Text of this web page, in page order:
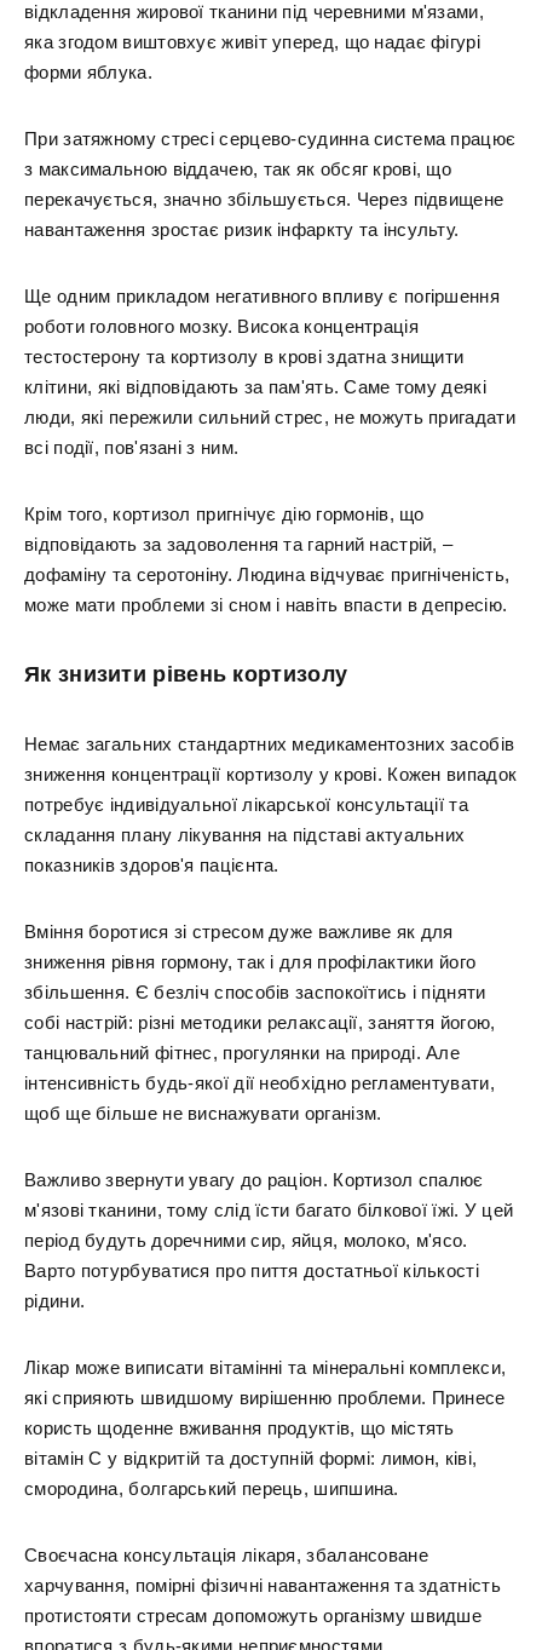
відкладення жирової тканини під черевними м'язами,
яка згодом виштовхує живіт уперед, що надає фігурі
форми яблука.
При затяжному стресі серцево-судинна система працює
з максимальною віддачею, так як обсяг крові, що
перекачується, значно збільшується. Через підвищене
навантаження зростає ризик інфаркту та інсульту.
Ще одним прикладом негативного впливу є погіршення
роботи головного мозку. Висока концентрація
тестостерону та кортизолу в крові здатна знищити
клітини, які відповідають за пам'ять. Саме тому деякі
люди, які пережили сильний стрес, не можуть пригадати
всі події, пов'язані з ним.
Крім того, кортизол пригнічує дію гормонів, що
відповідають за задоволення та гарний настрій, –
дофаміну та серотоніну. Людина відчуває пригніченість,
може мати проблеми зі сном і навіть впасти в депресію.
Як знизити рівень кортизолу
Немає загальних стандартних медикаментозних засобів
зниження концентрації кортизолу у крові. Кожен випадок
потребує індивідуальної лікарської консультації та
складання плану лікування на підставі актуальних
показників здоров'я пацієнта.
Вміння боротися зі стресом дуже важливе як для
зниження рівня гормону, так і для профілактики його
збільшення. Є безліч способів заспокоїтись і підняти
собі настрій: різні методики релаксації, заняття йогою,
танцювальний фітнес, прогулянки на природі. Але
інтенсивність будь-якої дії необхідно регламентувати,
щоб ще більше не виснажувати організм.
Важливо звернути увагу до раціон. Кортизол спалює
м'язові тканини, тому слід їсти багато білкової їжі. У цей
період будуть доречними сир, яйця, молоко, м'ясо.
Варто потурбуватися про пиття достатньої кількості
рідини.
Лікар може виписати вітамінні та мінеральні комплекси,
які сприяють швидшому вирішенню проблеми. Принесе
користь щоденне вживання продуктів, що містять
вітамін С у відкритій та доступній формі: лимон, ківі,
смородина, болгарський перець, шипшина.
Своєчасна консультація лікаря, збалансоване
харчування, помірні фізичні навантаження та здатність
протистояти стресам допоможуть організму швидше
впоратися з будь-якими неприємностями.